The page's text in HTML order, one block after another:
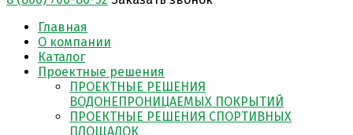
Главная
О компании
Каталог
Проектные решения
ПРОЕКТНЫЕ РЕШЕНИЯ
ВОДОНЕПРОНИЦАЕМЫХ ПОКРЫТИЙ
ПРОЕКТНЫЕ РЕШЕНИЯ СПОРТИВНЫХ
ПЛОЩАДОК